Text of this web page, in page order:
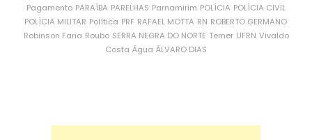
Pagamento PARAÍBA PARELHAS Parnamirim POLÍCIA POLÍCIA CIVIL
POLÍCIA MILITAR Política PRF RAFAEL MOTTA RN ROBERTO GERMANO
Robinson Faria Roubo SERRA NEGRA DO NORTE Temer UFRN Vivaldo
Costa Água ÁLVARO DIAS